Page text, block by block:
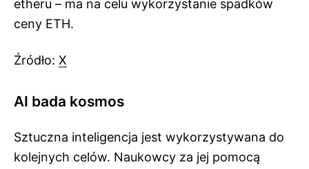
etheru – ma na celu wykorzystanie spadków
ceny ETH.
Źródło: X
AI bada kosmos
Sztuczna inteligencja jest wykorzystywana do
kolejnych celów. Naukowcy za jej pomocą